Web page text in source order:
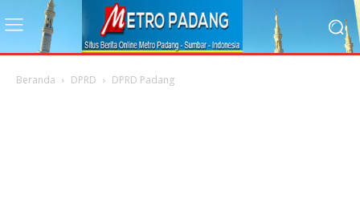
Beranda DPRD DPRD Padang